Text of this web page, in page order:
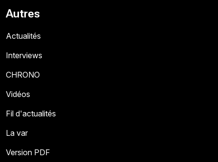
Autres
Actualités
Interviews
CHRONO
Vidéos
Fil d'actualités
La var
Version PDF